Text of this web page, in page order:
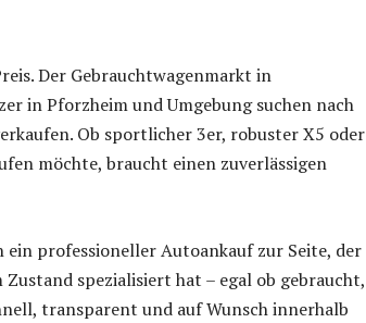
Der Gebrauchtwagenmarkt in
in Pforzheim und Umgebung suchen nach
Ob sportlicher 3er, robuster X5 oder
möchte, braucht einen zuverlässigen
professioneller Autoankauf zur Seite, der
spezialisiert hat – egal ob gebraucht,
transparent und auf Wunsch innerhalb